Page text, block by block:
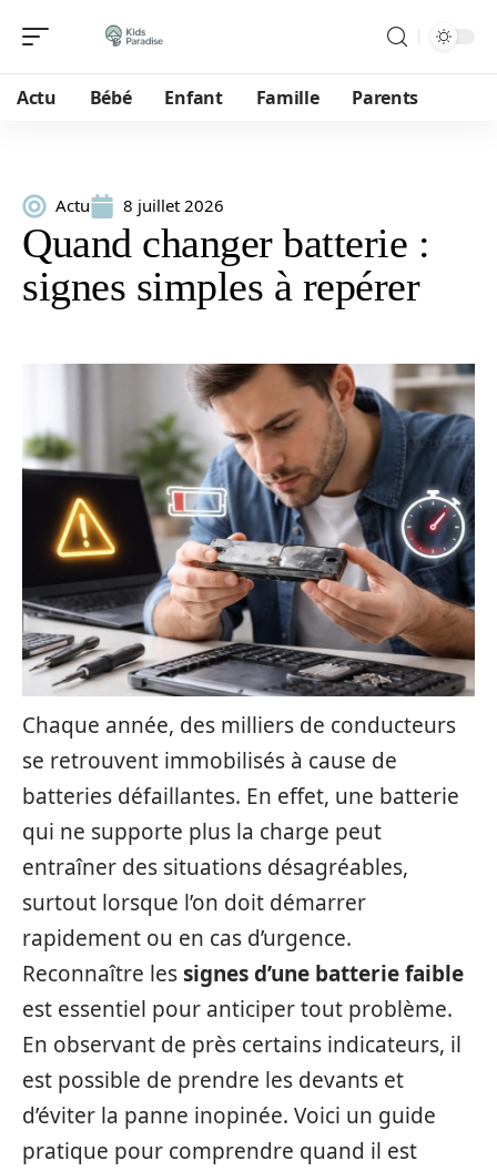
Actu Bébé Enfant Famille Parents
Actu 8 juillet 2026
Quand changer batterie :
signes simples à repérer
Chaque année, des milliers de conducteurs
se retrouvent immobilisés à cause de
batteries défaillantes. En effet, une batterie
qui ne supporte plus la charge peut
entraîner des situations désagréables,
surtout lorsque l’on doit démarrer
rapidement ou en cas d’urgence.
Reconnaître lessignes d’une batterie faible
est essentiel pour anticiper tout problème.
En observant de près certains indicateurs, il
est possible de prendre les devants et
d’éviter la panne inopinée. Voici un guide
pratique pour comprendre quand il est